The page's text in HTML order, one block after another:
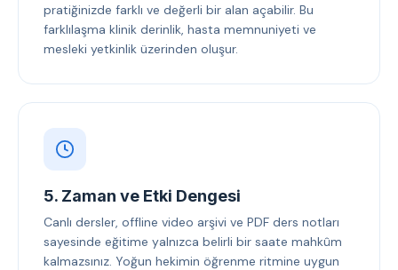
pratiğinizde farklı ve değerli bir alan açabilir. Bu
farklılaşma klinik derinlik, hasta memnuniyeti ve
mesleki yetkinlik üzerinden oluşur.
5. Zaman ve Etki Dengesi
Canlı dersler, offline video arşivi ve PDF ders notları
sayesinde eğitime yalnızca belirli bir saate mahkûm
kalmazsınız. Yoğun hekimin öğrenme ritmine uygun